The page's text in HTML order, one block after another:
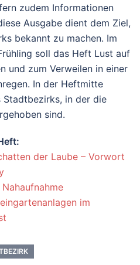
zudem Informationen
Ausgabe dient dem Ziel,
bekannt zu machen. Im
soll das Heft Lust auf
und zum Verweilen in einer
In der Heftmitte
in der die
sind.
der Laube – Vorwort
im